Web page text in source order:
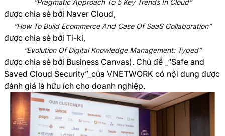
“Pragmatic Approach To 5 Key Trends In Cloud”
được chia sẻ bởi Naver Cloud,
“How To Build Ecommerce And Case Of SaaS Collaboration”
được chia sẻ bởi Ti-ki,
“Evolution Of Digital Knowledge Management: Typed”
được chia sẻ bởi Business Canvas). Chủ đề _“Safe and
Saved Cloud Security”_của VNETWORK có nội dung được
đánh giá là hữu ích cho doanh nghiệp.